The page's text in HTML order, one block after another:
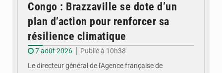
Congo : Brazzaville se dote d’un
plan d’action pour renforcer sa
résilience climatique
7 août 2026
Publié à 10h38
Le directeur général de l'Agence française de